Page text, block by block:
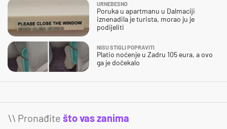
URNEBESNO
Poruka u apartmanu u Dalmaciji
iznenadila je turista, morao ju je
podijeliti
NISU STIGLI POPRAVITI
Platio noćenje u Zadru 105 eura, a ovo
ga je dočekalo
\\ Pronađite što vas zanima